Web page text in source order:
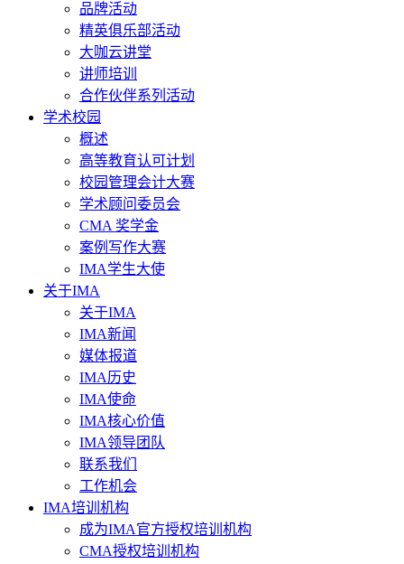
品牌活动
精英俱乐部活动
大咖云讲堂
讲师培训
合作伙伴系列活动
学术校园
概述
高等教育认可计划
校园管理会计大赛
学术顾问委员会
CMA 奖学金
案例写作大赛
IMA学生大使
关于IMA
关于IMA
IMA新闻
媒体报道
IMA历史
IMA使命
IMA核心价值
IMA领导团队
联系我们
工作机会
IMA培训机构
成为IMA官方授权培训机构
CMA授权培训机构